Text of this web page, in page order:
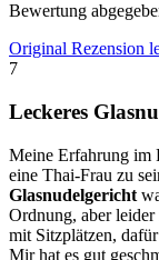
Bewertung
Original Rezension
7
Leckeres
Meine Erfahrung im
eine Thai-Frau zu
Glasnudelgericht
Ordnung, aber leider
mit Sitzplätzen,
Mir hat es gut